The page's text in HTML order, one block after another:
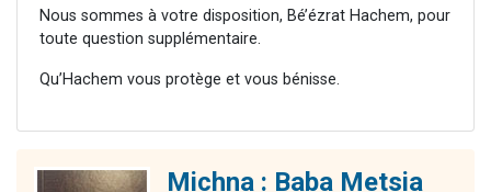
Nous sommes à votre disposition, Bé’ézrat Hachem, pour
toute question supplémentaire.
Qu’Hachem vous protège et vous bénisse.
Michna : Baba Metsia